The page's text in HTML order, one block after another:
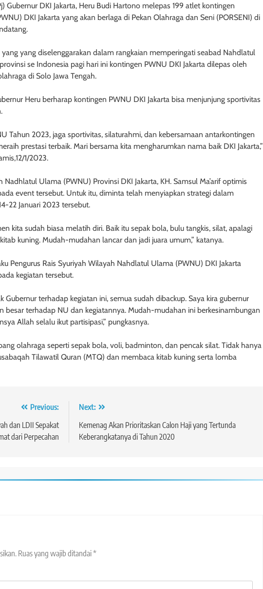
Gubernur DKI Jakarta, Heru Budi Hartono melepas 199 atlet kontingen
DKI Jakarta yang akan berlaga di Pekan Olahraga dan Seni (PORSENI) di
yang yang diselenggarakan dalam rangkaian memperingati seabad Nahdlatul
se Indonesia pagi hari ini kontingen PWNU DKI Jakarta dilepas oleh
di Solo Jawa Tengah.
Heru berharap kontingen PWNU DKI Jakarta bisa menjunjung sportivitas
Tahun 2023, jaga sportivitas, silaturahmi, dan kebersamaan antarkontingen
prestasi terbaik. Mari bersama kita mengharumkan nama baik DKI Jakarta,”
1/2023.
Nadhlatul Ulama (PWNU) Provinsi DKI Jakarta, KH. Samsul Ma’arif optimis
event tersebut. Untuk itu, diminta telah menyiapkan strategi dalam
22 Januari 2023 tersebut.
kita sudah biasa melatih diri. Baik itu sepak bola, bulu tangkis, silat, apalagi
kuning. Mudah-mudahan lancar dan jadi juara umum,” katanya.
Pengurus Rais Syuriyah Wilayah Nahdlatul Ulama (PWNU) DKI Jakarta
kegiatan tersebut.
Gubernur terhadap kegiatan ini, semua sudah dibackup. Saya kira gubernur
besar terhadap NU dan kegiatannya. Mudah-mudahan ini berkesinambungan
Allah selalu ikut partisipasi,” pungkasnya.
olahraga seperti sepak bola, voli, badminton, dan pencak silat. Tidak hanya
Tilawatil Quran (MTQ) dan membaca kitab kuning serta lomba
Previous:
dan LDII Sepakat
dari Perpecahan
Next:
Kemenag Akan Prioritaskan Calon Haji yang Tertunda
Keberangkatanya di Tahun 2020
Ruas yang wajib ditandai*